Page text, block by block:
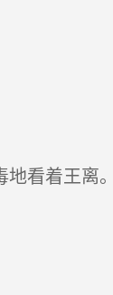
看着王离。